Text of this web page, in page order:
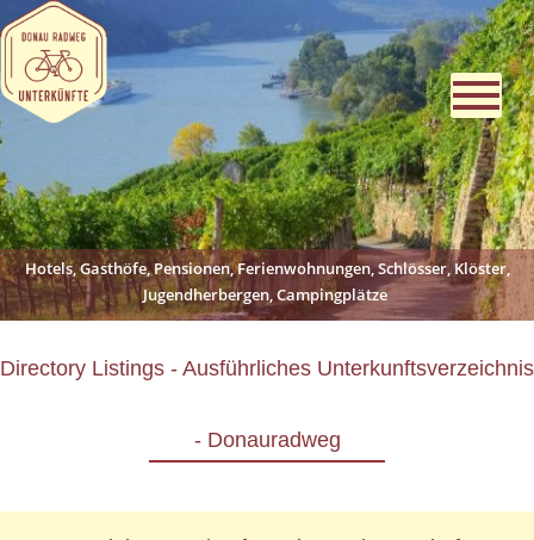
Hotels, Gasthöfe, Pensionen, Ferienwohnungen, Schlösser, Klöster,
Jugendherbergen, Campingplätze
Directory Listings - Ausführliches Unterkunftsverzeichnis
- Donauradweg